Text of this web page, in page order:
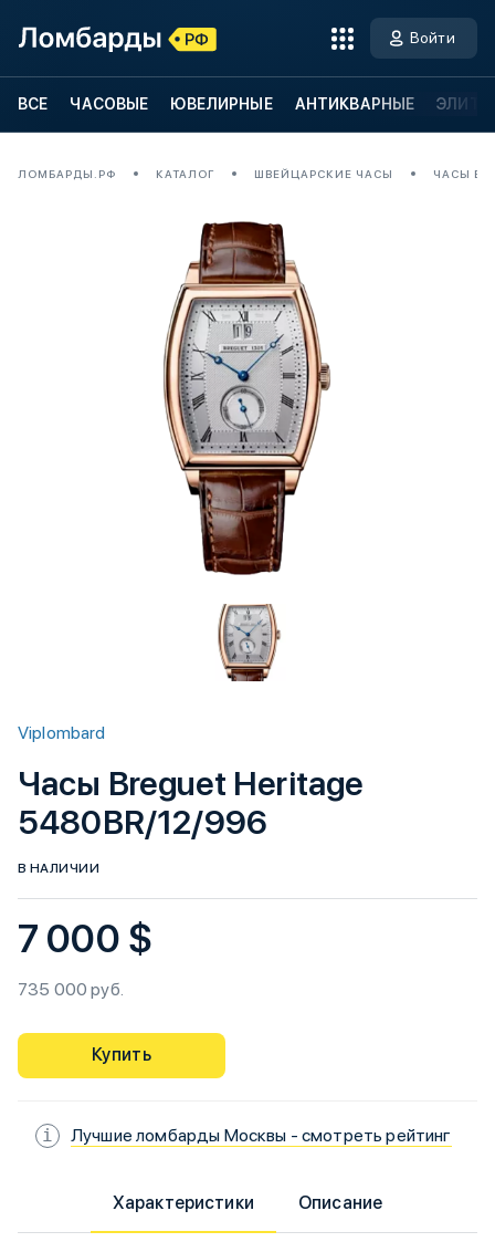
Войти
ВСЕ ЧАСОВЫЕ ЮВЕЛИРНЫЕ АНТИКВАРНЫЕ
ЛОМБАРДЫ.РФ КАТАЛОГ ШВЕЙЦАРСКИЕ ЧАСЫ ЧАСЫ
Viplombard
Часы Breguet Heritage
5480BR/12/996
В НАЛИЧИИ
7 000 $
735 000 руб.
Купить
Лучшие ломбарды Москвы - смотреть рейтинг
Характеристики Описание